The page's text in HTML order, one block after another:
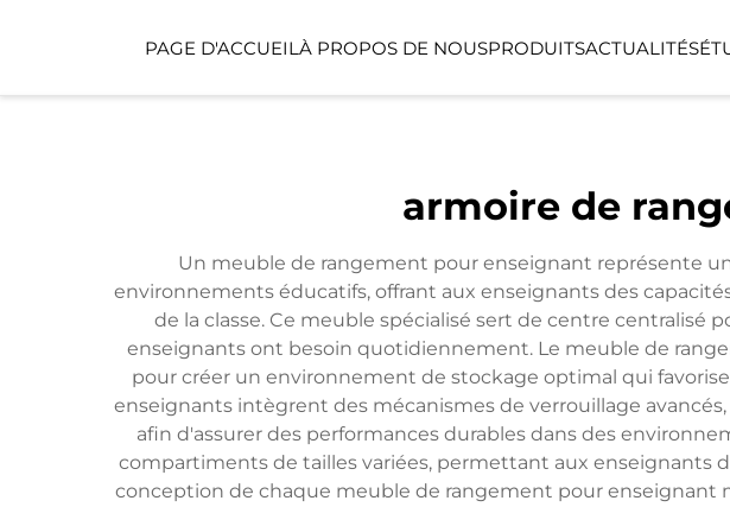
PAGE D'ACCUEIL À PROPOS DE NOUSPRODUITSACTUALITÉS
armoire de
Un meuble de rangement pour enseignant représente
environnements éducatifs, offrant aux enseignants des
de la classe. Ce meuble spécialisé sert de centre
enseignants ont besoin quotidiennement. Le meuble de
pour créer un environnement de stockage optimal qui
enseignants intègrent des mécanismes de verrouillage
afin d'assurer des performances durables dans des
compartiments de tailles variées, permettant aux enseignants
conception de chaque meuble de rangement pour enseignant